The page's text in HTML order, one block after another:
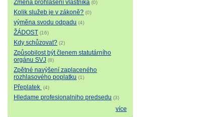
Změna prohlášení vlastníka (0)
Kolik služeb je v zákoně? (0)
výměna svodu odpadu (4)
ŽÁDOST (16)
Kdy schůzovat? (2)
Způsobilost být členem statutárního
orgánu SVJ (8)
Zpětné navýšení zaplaceného
rozhlasového poplatku (1)
Přeplatek (4)
Hledame profesionalniho predsedu (3)
více